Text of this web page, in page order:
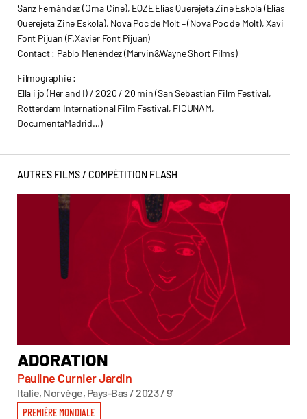
Sanz Fernández (Orna Cine), EQZE Elías Querejeta Zine Eskola (Elías
Querejeta Zine Eskola), Nova Poc de Molt – (Nova Poc de Molt), Xavi
Font Pijuan (F.Xavier Font Pijuan)
Contact : Pablo Menéndez (Marvin&Wayne Short Films)
Filmographie :
Ella i jo (Her and I) / 2020 / 20 min (San Sebastian Film Festival,
Rotterdam International Film Festival, FICUNAM,
DocumentaMadrid…)
AUTRES FILMS / COMPÉTITION FLASH
ADORATION
Pauline Curnier Jardin
Italie, Norvège, Pays-Bas / 2023 / 9’
PREMIÈRE MONDIALE